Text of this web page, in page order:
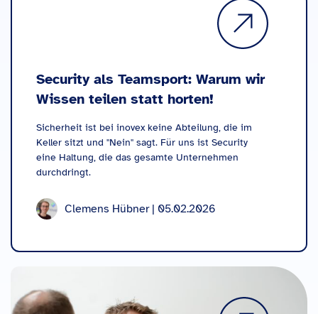
Security als Teamsport: Warum wir
Wissen teilen statt horten!
Sicherheit ist bei inovex keine Abteilung, die im
Keller sitzt und "Nein" sagt. Für uns ist Security
eine Haltung, die das gesamte Unternehmen
durchdringt.
Clemens Hübner | 05.02.2026